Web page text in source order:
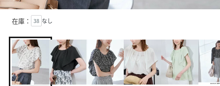
在庫： 38 なし